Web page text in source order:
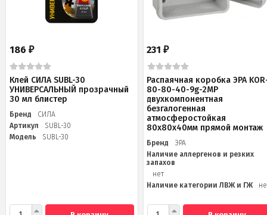
186 ₽
Клей СИЛА SUBL-30
УНИВЕРСАЛЬНЫЙ прозрачный
30 мл блистер
Бренд
СИЛА
Артикул
SUBL-30
Модель
SUBL-30
231₽
Распаячная коробка ЭРА
80-80-40-9g-2MP
двухкомпонентная
безгалогенная
атмосферостойкая
80х80х40мм прямой монтаж
Бренд
ЭРА
Наличие аллергенов и резких
запахов
нет
Наличие категории ЛВЖ и ГЖ